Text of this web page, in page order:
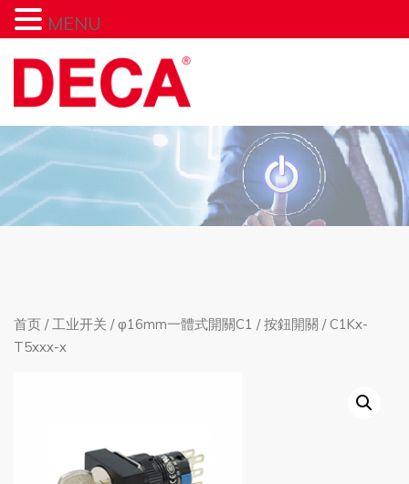
首页 /工业开关 /φ16mm一體式開關C1 /按鈕開關 / C1Kx-
T5xxx-x
MENU